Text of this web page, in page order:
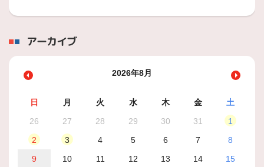
アーカイブ
2026年8月
日 月 火 水 木 金
土
26
27 28 29 30 31
1
2
3 4 5 6 7
8
9
10 11 12 13 14
15